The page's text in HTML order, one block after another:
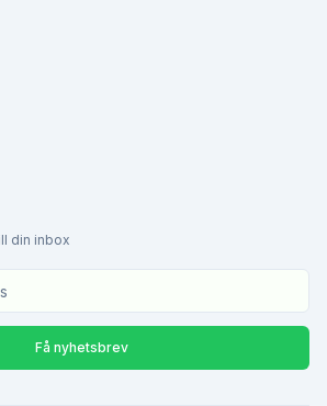
din inbox
Få nyhetsbrev